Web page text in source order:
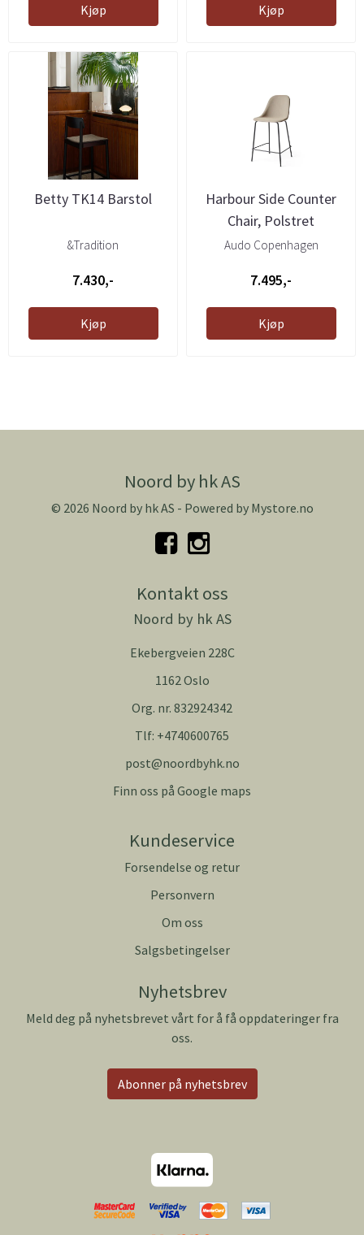
Kjøp Kjøp
Betty TK14 Barstol
&Tradition
7.430,-
Kjøp
Harbour Side Counter
Chair, Polstret
Audo Copenhagen
7.495,-
Kjøp
Noord by hk AS
© 2026 Noord by hk AS - Powered by Mystore.no
Kontakt oss
Noord by hk AS
Ekebergveien 228C
1162 Oslo
Org. nr. 832924342
Tlf: +4740600765
post@noordbyhk.no
Finn oss på Google maps
Kundeservice
Forsendelse og retur
Personvern
Om oss
Salgsbetingelser
Nyhetsbrev
Meld deg på nyhetsbrevet vårt for å få oppdateringer fra
oss.
Abonner på nyhetsbrev